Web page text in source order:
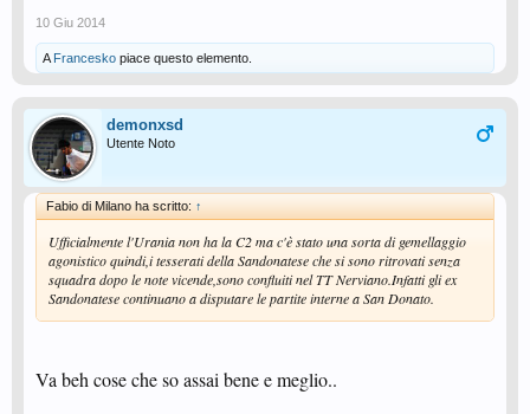
10 Giu 2014
A Francesko piace questo elemento.
demonxsd
Utente Noto
Fabio di Milano ha scritto: ↑
Ufficialmente l'Urania non ha la C2 ma c'è stato una sorta di gemellaggio
agonistico quindi,i tesserati della Sandonatese che si sono ritrovati senza
squadra dopo le note vicende,sono confluiti nel TT Nerviano.Infatti gli ex
Sandonatese continuano a disputare le partite interne a San Donato.
Va beh cose che so assai bene e meglio..